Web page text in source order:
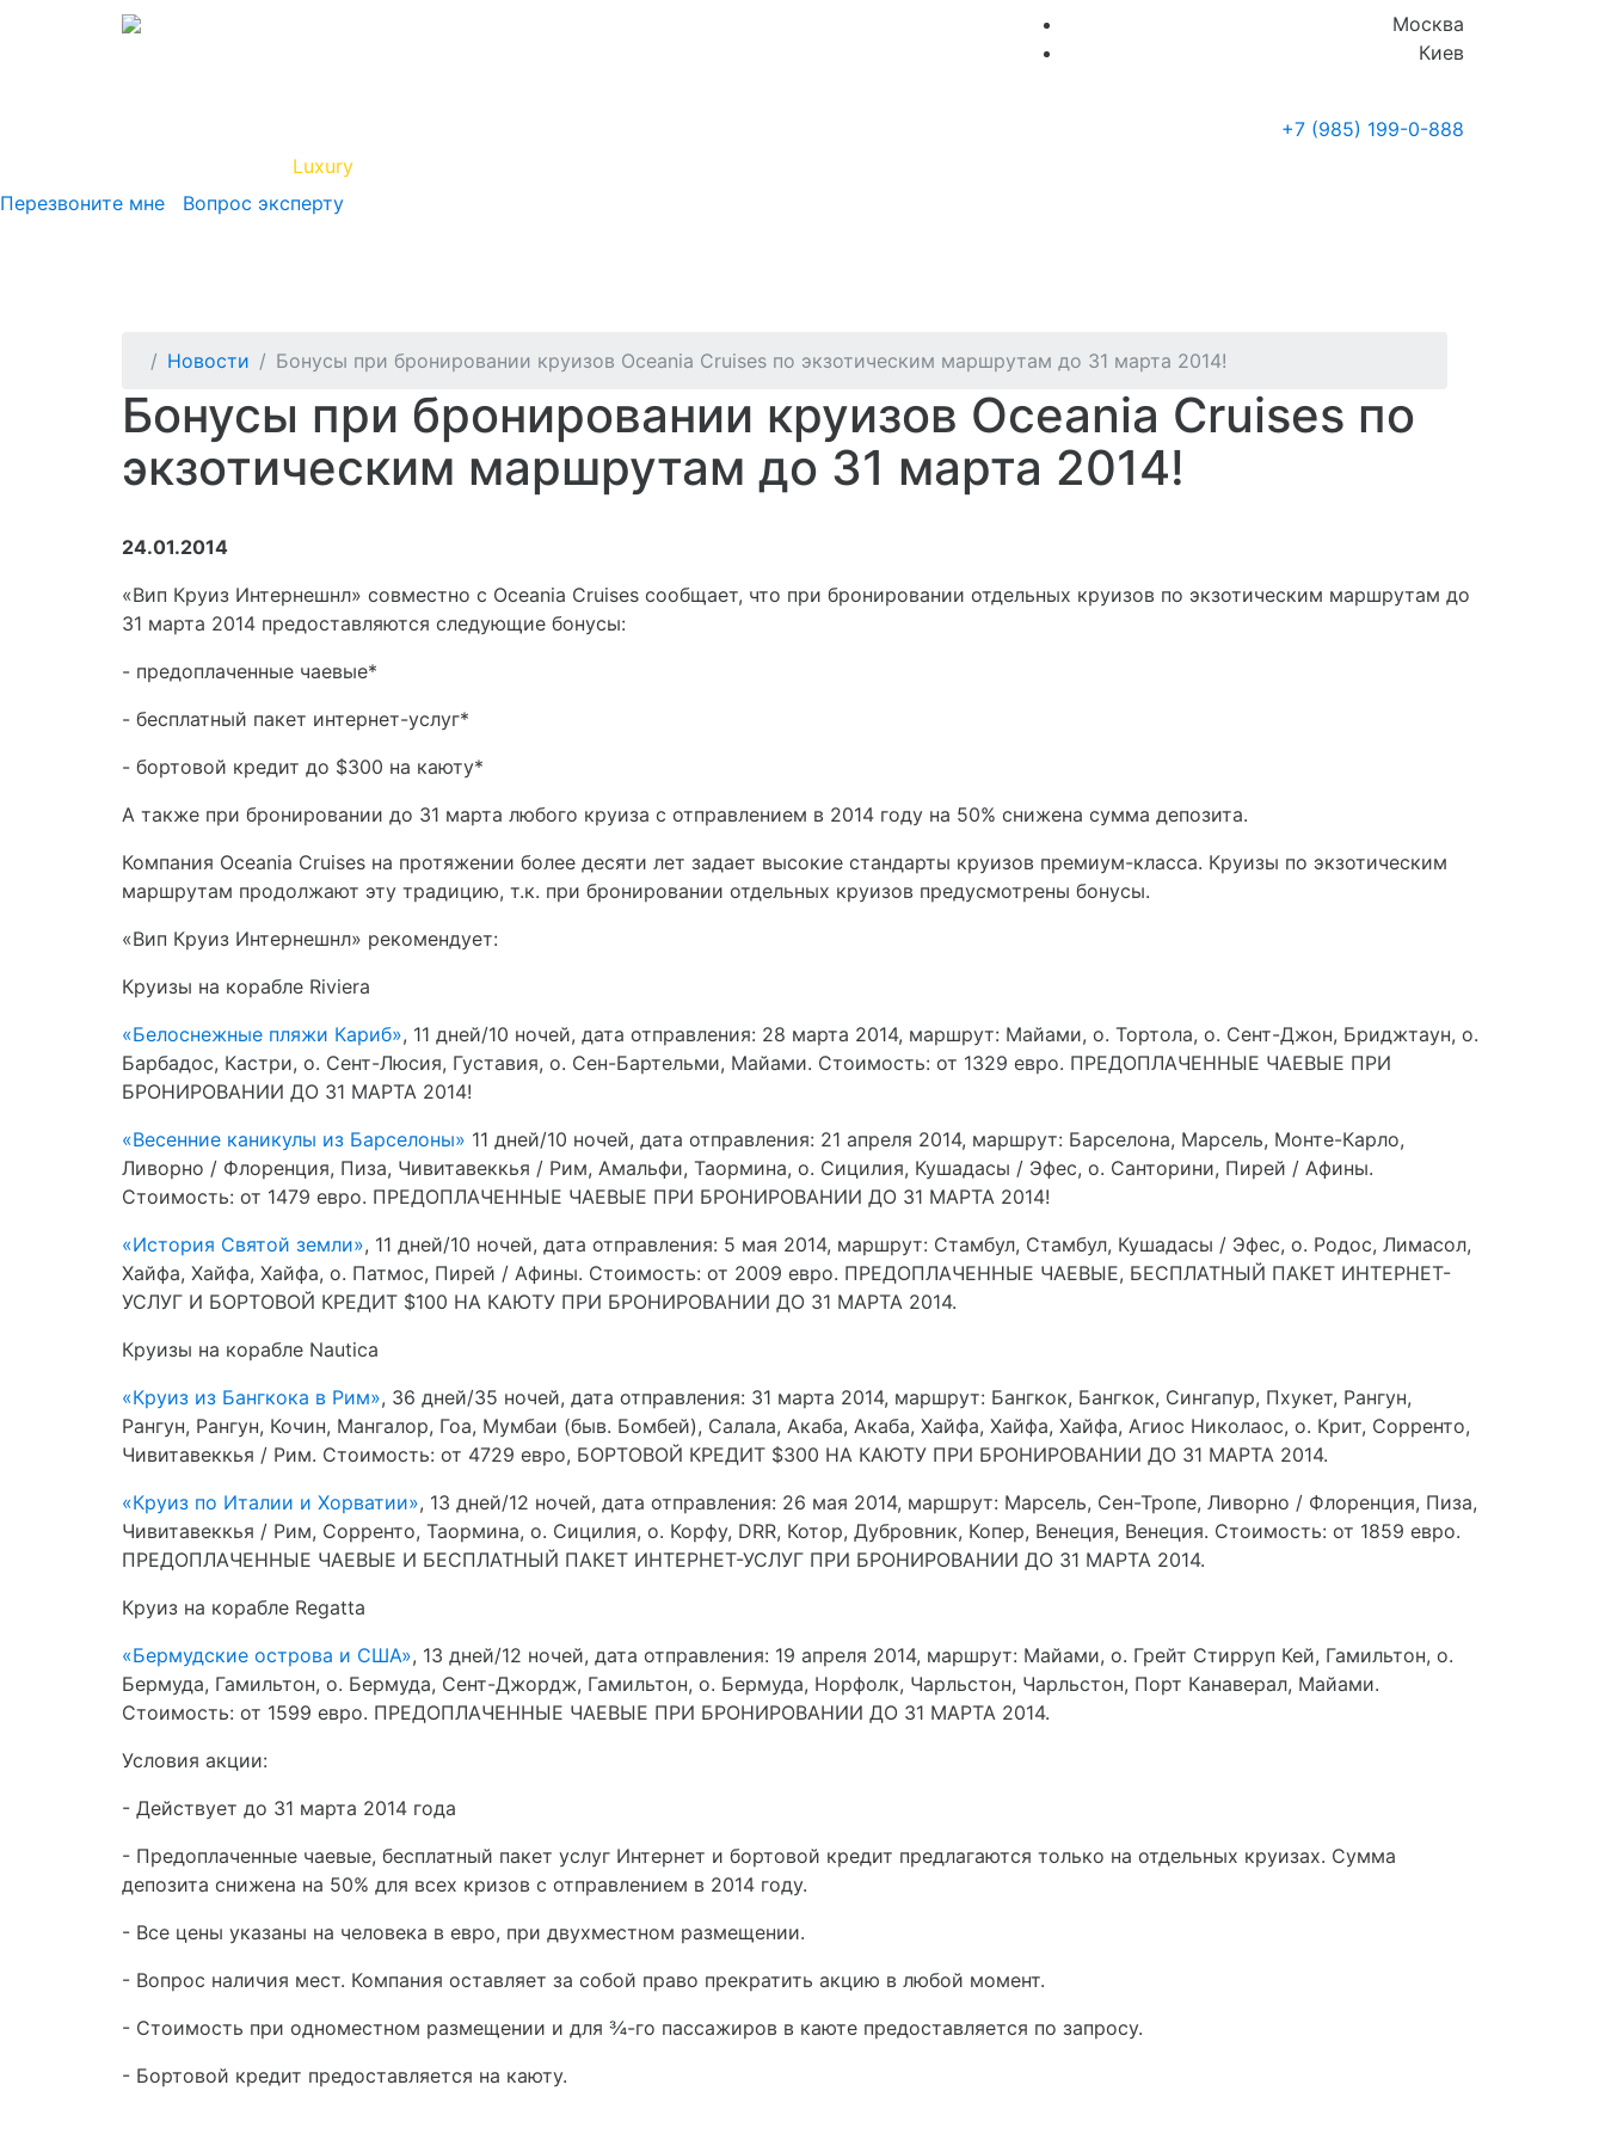
Москва
Киев
+7 (985) 199-0-888
Luxury
Перезвоните мне
Вопрос эксперту
Новости Бонусы при бронировании круизов Oceania Cruises по экзотическим маршрутам до 31 марта 2014!
Бонусы при бронировании круизов Oceania Cruises по
экзотическим маршрутам до 31 марта 2014!
24.01.2014
«Вип Круиз Интернешнл» совместно с Oceania Cruises сообщает, что при бронировании отдельных круизов по экзотическим маршрутам до
31 марта 2014 предоставляются следующие бонусы:
- предоплаченные чаевые*
- бесплатный пакет интернет-услуг*
- бортовой кредит до $300 на каюту*
А также при бронировании до 31 марта любого круиза с отправлением в 2014 году на 50% снижена сумма депозита.
Компания Oceania Cruises на протяжении более десяти лет задает высокие стандарты круизов премиум-класса. Круизы по экзотическим
маршрутам продолжают эту традицию, т.к. при бронировании отдельных круизов предусмотрены бонусы.
«Вип Круиз Интернешнл» рекомендует:
Круизы на корабле Riviera
«Белоснежные пляжи Кариб», 11 дней/10 ночей, дата отправления: 28 марта 2014, маршрут: Майами, о. Тортола, о. Сент-Джон, Бриджтаун, о.
Барбадос, Кастри, о. Сент-Люсия, Густавия, о. Сен-Бартельми, Майами. Стоимость: от 1329 евро. ПРЕДОПЛАЧЕННЫЕ ЧАЕВЫЕ ПРИ
БРОНИРОВАНИИ ДО 31 МАРТА 2014!
«Весенние каникулы из Барселоны» 11 дней/10 ночей, дата отправления: 21 апреля 2014, маршрут: Барселона, Марсель, Монте-Карло,
Ливорно / Флоренция, Пиза, Чивитавеккья / Рим, Амальфи, Таормина, о. Сицилия, Кушадасы / Эфес, о. Санторини, Пирей / Афины.
Стоимость: от 1479 евро. ПРЕДОПЛАЧЕННЫЕ ЧАЕВЫЕ ПРИ БРОНИРОВАНИИ ДО 31 МАРТА 2014!
«История Святой земли», 11 дней/10 ночей, дата отправления: 5 мая 2014, маршрут: Стамбул, Стамбул, Кушадасы / Эфес, о. Родос, Лимасол,
Хайфа, Хайфа, Хайфа, о. Патмос, Пирей / Афины. Стоимость: от 2009 евро. ПРЕДОПЛАЧЕННЫЕ ЧАЕВЫЕ, БЕСПЛАТНЫЙ ПАКЕТ ИНТЕРНЕТ-
УСЛУГ И БОРТОВОЙ КРЕДИТ $100 НА КАЮТУ ПРИ БРОНИРОВАНИИ ДО 31 МАРТА 2014.
Круизы на корабле Nautica
«Круиз из Бангкока в Рим», 36 дней/35 ночей, дата отправления: 31 марта 2014, маршрут: Бангкок, Бангкок, Сингапур, Пхукет, Рангун,
Рангун, Рангун, Кочин, Мангалор, Гоа, Мумбаи (быв. Бомбей), Салала, Акаба, Акаба, Хайфа, Хайфа, Хайфа, Агиос Николаос, о. Крит, Сорренто,
Чивитавеккья / Рим. Стоимость: от 4729 евро, БОРТОВОЙ КРЕДИТ $300 НА КАЮТУ ПРИ БРОНИРОВАНИИ ДО 31 МАРТА 2014.
«Круиз по Италии и Хорватии», 13 дней/12 ночей, дата отправления: 26 мая 2014, маршрут: Марсель, Сен-Тропе, Ливорно / Флоренция, Пиза,
Чивитавеккья / Рим, Сорренто, Таормина, о. Сицилия, о. Корфу, DRR, Котор, Дубровник, Копер, Венеция, Венеция. Стоимость: от 1859 евро.
ПРЕДОПЛАЧЕННЫЕ ЧАЕВЫЕ И БЕСПЛАТНЫЙ ПАКЕТ ИНТЕРНЕТ-УСЛУГ ПРИ БРОНИРОВАНИИ ДО 31 МАРТА 2014.
Круиз на корабле Regatta
«Бермудские острова и США», 13 дней/12 ночей, дата отправления: 19 апреля 2014, маршрут: Майами, о. Грейт Стирруп Кей, Гамильтон, о.
Бермуда, Гамильтон, о. Бермуда, Сент-Джордж, Гамильтон, о. Бермуда, Норфолк, Чарльстон, Чарльстон, Порт Канаверал, Майами.
Стоимость: от 1599 евро. ПРЕДОПЛАЧЕННЫЕ ЧАЕВЫЕ ПРИ БРОНИРОВАНИИ ДО 31 МАРТА 2014.
Условия акции:
- Действует до 31 марта 2014 года
- Предоплаченные чаевые, бесплатный пакет услуг Интернет и бортовой кредит предлагаются только на отдельных круизах. Сумма
депозита снижена на 50% для всех кризов с отправлением в 2014 году.
- Все цены указаны на человека в евро, при двухместном размещении.
- Вопрос наличия мест. Компания оставляет за собой право прекратить акцию в любой момент.
- Стоимость при одноместном размещении и для ¾-го пассажиров в каюте предоставляется по запросу.
- Бортовой кредит предоставляется на каюту.